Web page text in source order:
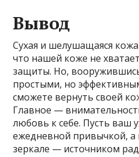
Вывод
Сухая и шелушащаяся
что нашей коже не
защиты. Но,
простыми, но
сможете вернуть своей
Главное —
любовь к себе. Пусть ваш
ежедневной привычкой,
зеркале — источником